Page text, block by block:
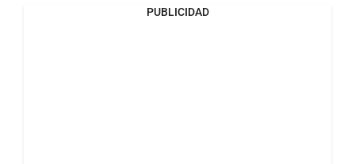
PUBLICIDAD